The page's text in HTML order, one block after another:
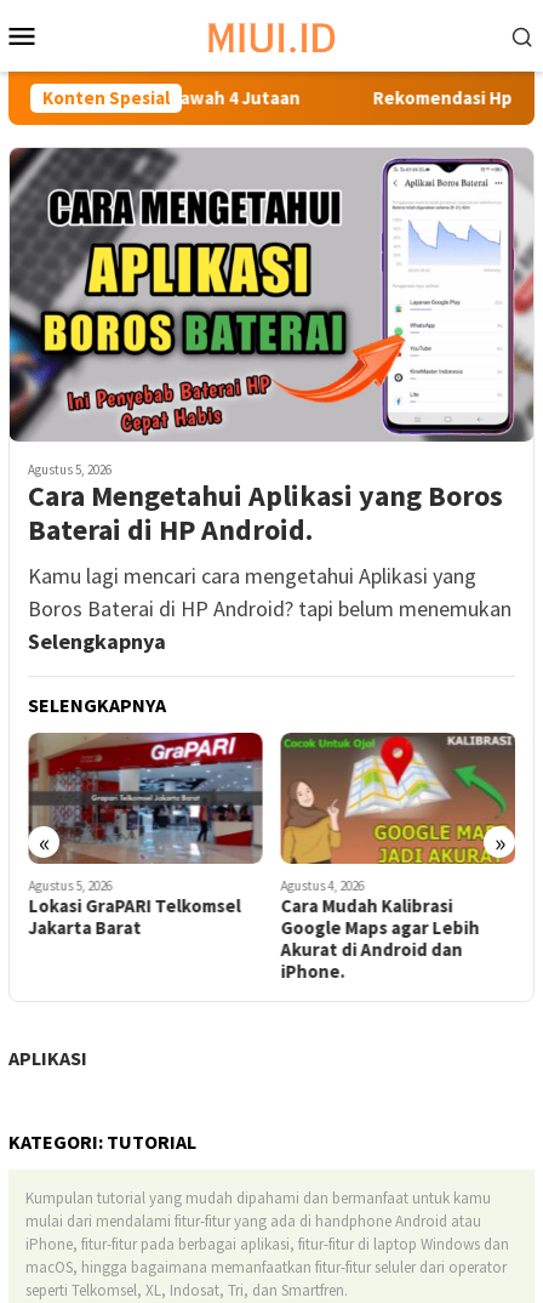
ke
kontenMobile
Konten Spesial
Oppo Harga di Bawah 4 Jutaan Rekomendasi Hp
Agustus 5, 2026
Cara Mengetahui Aplikasi yang Boros
Baterai di HP Android.
Kamu lagi mencari cara mengetahui Aplikasi yang
Boros Baterai di HP Android? tapi belum menemukan
Selengkapnya
SELENGKAPNYA
« »
Agustus 5, 2026
Lokasi GraPARI Telkomsel
Jakarta Barat
Agustus 4, 2026
Cara Mudah Kalibrasi
Google Maps agar Lebih
Akurat di Android dan
iPhone.
APLIKASI
KATEGORI: TUTORIAL
Kumpulan tutorial yang mudah dipahami dan bermanfaat untuk kamu
mulai dari mendalami fitur-fitur yang ada di handphone Android atau
iPhone, fitur-fitur pada berbagai aplikasi, fitur-fitur di laptop Windows dan
macOS, hingga bagaimana memanfaatkan fitur-fitur seluler dari operator
seperti Telkomsel, XL, Indosat, Tri, dan Smartfren.